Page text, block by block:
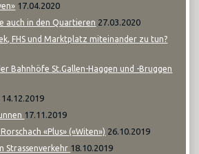
17.04.2020
auch in den Quartieren 27.03.2020
FHS und Marktplatz miteinander zu tun?
Bahnhöfe St.Gallen-Haggen und -Bruggen
14.12.2019
17.11.2019
«Plus» («Witen») 26.10.2019
Strassenverkehr 18.10.2019